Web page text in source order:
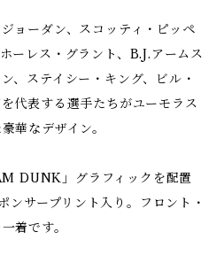
ョーダン、スコッティ・ピッペ
ーレス・グラント、B.J.アームス
、ステイシー・キング、ビル・
代表する選手たちがユーモラス
華なデザイン。
DUNK」グラフィックを配置
サープリント入り。フロント・
着です。